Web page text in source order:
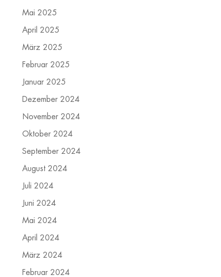
Mai 2025
April 2025
März 2025
Februar 2025
Januar 2025
Dezember 2024
November 2024
Oktober 2024
September 2024
August 2024
Juli 2024
Juni 2024
Mai 2024
April 2024
März 2024
Februar 2024